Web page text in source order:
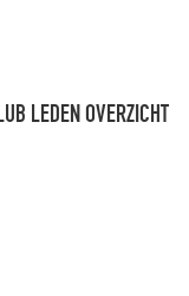
LEDEN OVERZICHT